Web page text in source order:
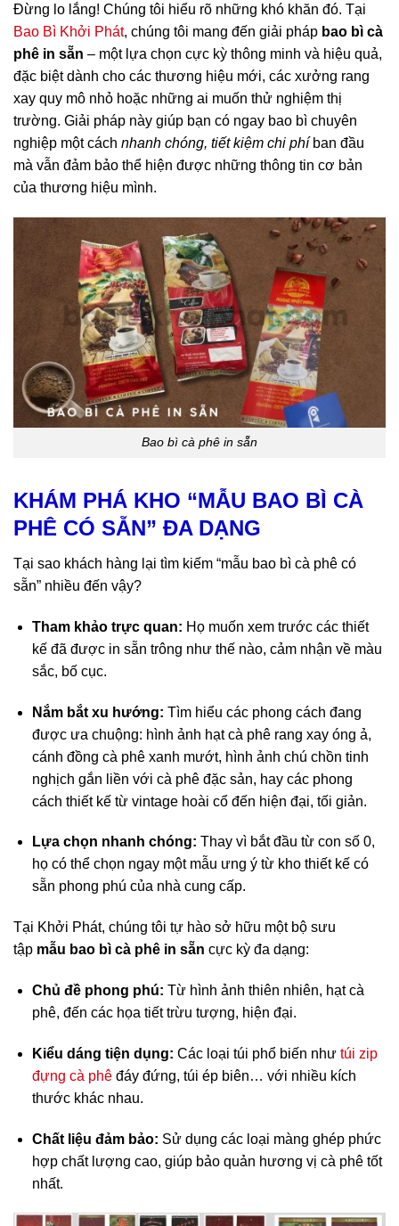
Đừng lo lắng! Chúng tôi hiểu rõ những khó khăn đó. Tại
Bao Bì Khởi Phát, chúng tôi mang đến giải pháp bao bì cà
phê in sẵn – một lựa chọn cực kỳ thông minh và hiệu quả,
đặc biệt dành cho các thương hiệu mới, các xưởng rang
xay quy mô nhỏ hoặc những ai muốn thử nghiệm thị
trường. Giải pháp này giúp bạn có ngay bao bì chuyên
nghiệp một cách nhanh chóng, tiết kiệm chi phíban đầu
mà vẫn đảm bảo thể hiện được những thông tin cơ bản
của thương hiệu mình.
Bao bì cà phê in sẵn
KHÁM PHÁ KHO “MẪU BAO BÌ CÀ
PHÊ CÓ SẴN” ĐA DẠNG
Tại sao khách hàng lại tìm kiếm “mẫu bao bì cà phê có
sẵn” nhiều đến vậy?
Tham khảo trực quan: Họ muốn xem trước các thiết
kế đã được in sẵn trông như thế nào, cảm nhận về màu
sắc, bố cục.
Nắm bắt xu hướng: Tìm hiểu các phong cách đang
được ưa chuộng: hình ảnh hạt cà phê rang xay óng ả,
cánh đồng cà phê xanh mướt, hình ảnh chú chồn tinh
nghịch gắn liền với cà phê đặc sản, hay các phong
cách thiết kế từ vintage hoài cổ đến hiện đại, tối giản.
Lựa chọn nhanh chóng: Thay vì bắt đầu từ con số 0,
họ có thể chọn ngay một mẫu ưng ý từ kho thiết kế có
sẵn phong phú của nhà cung cấp.
Tại Khởi Phát, chúng tôi tự hào sở hữu một bộ sưu
tập mẫu bao bì cà phê in sẵn cực kỳ đa dạng:
Chủ đề phong phú: Từ hình ảnh thiên nhiên, hạt cà
phê, đến các họa tiết trừu tượng, hiện đại.
Kiểu dáng tiện dụng: Các loại túi phổ biến như túi zip
đựng cà phêđáy đứng, túi ép biên… với nhiều kích
thước khác nhau.
Chất liệu đảm bảo: Sử dụng các loại màng ghép phức
hợp chất lượng cao, giúp bảo quản hương vị cà phê tốt
nhất.